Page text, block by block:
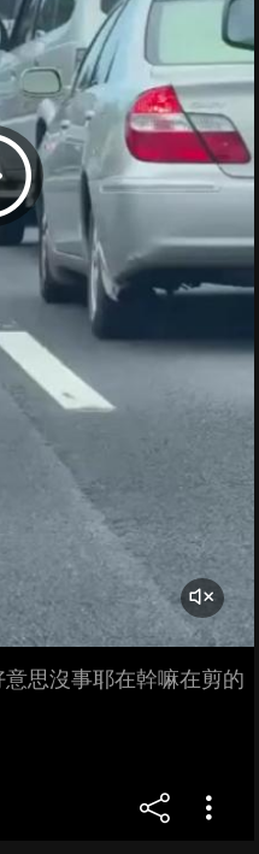
思沒事耶在幹嘛在剪的